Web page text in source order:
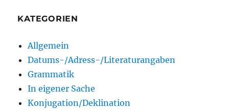
KATEGORIEN
Allgemein
Datums-/Adress-/Literaturangaben
Grammatik
In eigener Sache
Konjugation/Deklination